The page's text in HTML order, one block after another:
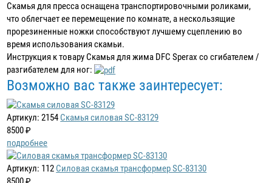
Скамья для пресса оснащена транспортировочными роликами,
что облегчает ее перемещение по комнате, а нескользящие
прорезиненные ножки способствуют лучшему сцеплению во
время использования скамьи.
Инструкция к товару Скамья для жима DFC Sperax со сгибателем /
разгибателем для ног:
Возможно вас также заинтересует:
Артикул: 2154 Скамья силовая SC-83129
8500 ₽
подробнее
Артикул: 112 Силовая скамья трансформер SC-83130